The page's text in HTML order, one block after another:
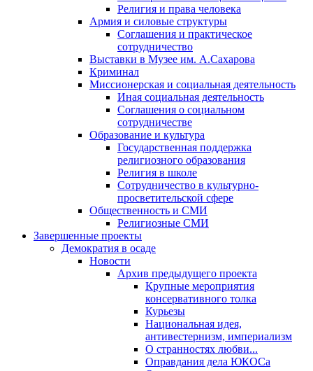
Религия и права человека
Армия и силовые структуры
Соглашения и практическое
сотрудничество
Выставки в Музее им. А.Сахарова
Криминал
Миссионерская и социальная деятельность
Иная социальная деятельность
Соглашения о социальном
сотрудничестве
Образование и культура
Государственная поддержка
религиозного образования
Религия в школе
Сотрудничество в культурно-
просветительской сфере
Общественность и СМИ
Религиозные СМИ
Завершенные проекты
Демократия в осаде
Новости
Архив предыдущего проекта
Крупные мероприятия
консервативного толка
Курьезы
Национальная идея,
антивестернизм, империализм
О странностях любви...
Оправдания дела ЮКОСа